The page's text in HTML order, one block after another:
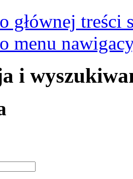
głównej treści
menu
i